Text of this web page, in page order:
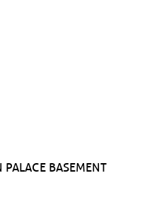
BASEMENT